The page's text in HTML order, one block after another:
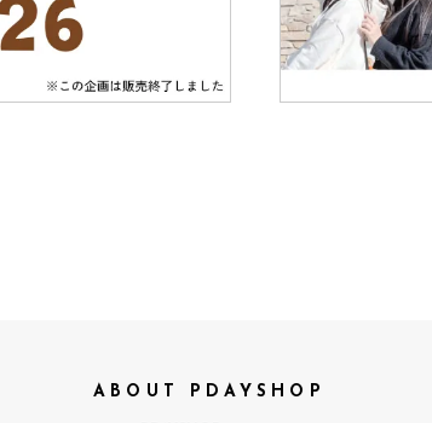
ABOUT PDAYSHOP